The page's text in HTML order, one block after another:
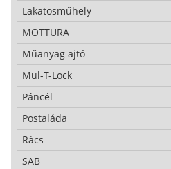
Lakatosműhely
MOTTURA
Műanyag ajtó
Mul-T-Lock
Páncél
Postaláda
Rács
SAB